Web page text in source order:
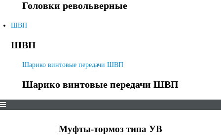
Головки револьверные
ШВП
ШВП
Шарико винтовые передачи ШВП
Шарико винтовые передачи ШВП
Муфты-тормоз типа УВ